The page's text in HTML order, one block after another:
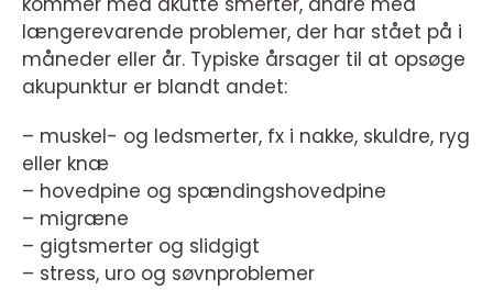
længerevarende problemer, der har stået på i
måneder eller år. Typiske årsager til at opsøge
akupunktur er blandt andet:
– muskel- og ledsmerter, fx i nakke, skuldre, ryg
eller knæ
– hovedpine og spændingshovedpine
– migræne
– gigtsmerter og slidgigt
– stress, uro og søvnproblemer